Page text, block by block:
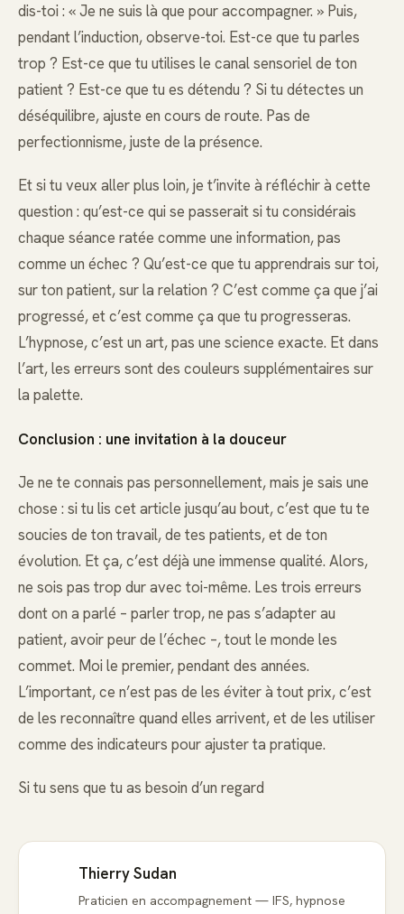
dis-toi : « Je ne suis là que pour accompagner. » Puis,
pendant l’induction, observe-toi. Est-ce que tu parles
trop ? Est-ce que tu utilises le canal sensoriel de ton
patient ? Est-ce que tu es détendu ? Si tu détectes un
déséquilibre, ajuste en cours de route. Pas de
perfectionnisme, juste de la présence.
Et si tu veux aller plus loin, je t’invite à réfléchir à cette
question : qu’est-ce qui se passerait si tu considérais
chaque séance ratée comme une information, pas
comme un échec ? Qu’est-ce que tu apprendrais sur toi,
sur ton patient, sur la relation ? C’est comme ça que j’ai
progressé, et c’est comme ça que tu progresseras.
L’hypnose, c’est un art, pas une science exacte. Et dans
l’art, les erreurs sont des couleurs supplémentaires sur
la palette.
Conclusion : une invitation à la douceur
Je ne te connais pas personnellement, mais je sais une
chose : si tu lis cet article jusqu’au bout, c’est que tu te
soucies de ton travail, de tes patients, et de ton
évolution. Et ça, c’est déjà une immense qualité. Alors,
ne sois pas trop dur avec toi-même. Les trois erreurs
dont on a parlé – parler trop, ne pas s’adapter au
patient, avoir peur de l’échec –, tout le monde les
commet. Moi le premier, pendant des années.
L’important, ce n’est pas de les éviter à tout prix, c’est
de les reconnaître quand elles arrivent, et de les utiliser
comme des indicateurs pour ajuster ta pratique.
Si tu sens que tu as besoin d’un regard
Thierry Sudan
Praticien en accompagnement — IFS, hypnose